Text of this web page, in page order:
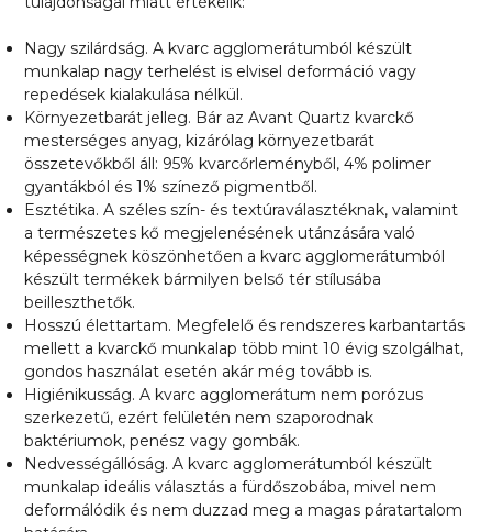
Nagy szilárdság. A kvarc agglomerátumból készült
munkalap nagy terhelést is elvisel deformáció vagy
repedések kialakulása nélkül.
Környezetbarát jelleg. Bár az Avant Quartz kvarckő
mesterséges anyag, kizárólag környezetbarát
összetevőkből áll: 95% kvarcőrleményből, 4% polimer
gyantákból és 1% színező pigmentből.
Esztétika. A széles szín- és textúraválasztéknak, valamint
a természetes kő megjelenésének utánzására való
képességnek köszönhetően a kvarc agglomerátumból
készült termékek bármilyen belső tér stílusába
beilleszthetők.
Hosszú élettartam. Megfelelő és rendszeres karbantartás
mellett a kvarckő munkalap több mint 10 évig szolgálhat,
gondos használat esetén akár még tovább is.
Higiénikusság. A kvarc agglomerátum nem porózus
szerkezetű, ezért felületén nem szaporodnak
baktériumok, penész vagy gombák.
Nedvességállóság. A kvarc agglomerátumból készült
munkalap ideális választás a fürdőszobába, mivel nem
deformálódik és nem duzzad meg a magas páratartalom